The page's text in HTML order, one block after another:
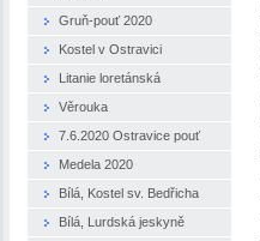
Gruň-pouť 2020
Kostel v Ostravici
Litanie loretánská
Věrouka
7.6.2020 Ostravice pouť
Medela 2020
Bílá, Kostel sv. Bedřicha
Bílá, Lurdská jeskyně